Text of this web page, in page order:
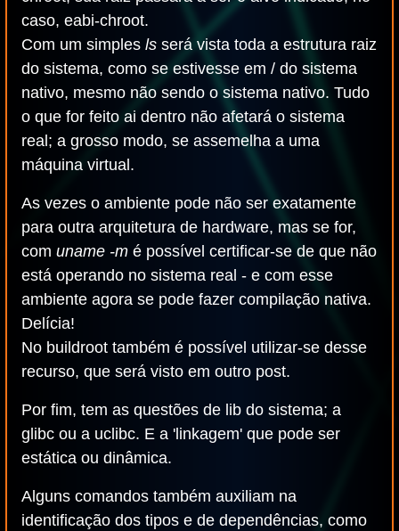
caso, eabi-chroot.
Com um simples ls será vista toda a estrutura raiz
do sistema, como se estivesse em / do sistema
nativo, mesmo não sendo o sistema nativo. Tudo
o que for feito ai dentro não afetará o sistema
real; a grosso modo, se assemelha a uma
máquina virtual.
As vezes o ambiente pode não ser exatamente
para outra arquitetura de hardware, mas se for,
com uname -m é possível certificar-se de que não
está operando no sistema real - e com esse
ambiente agora se pode fazer compilação nativa.
Delícia!
No buildroot também é possível utilizar-se desse
recurso, que será visto em outro post.
Por fim, tem as questões de lib do sistema; a
glibc ou a uclibc. E a 'linkagem' que pode ser
estática ou dinâmica.
Alguns comandos também auxiliam na
identificação dos tipos e de dependências, como